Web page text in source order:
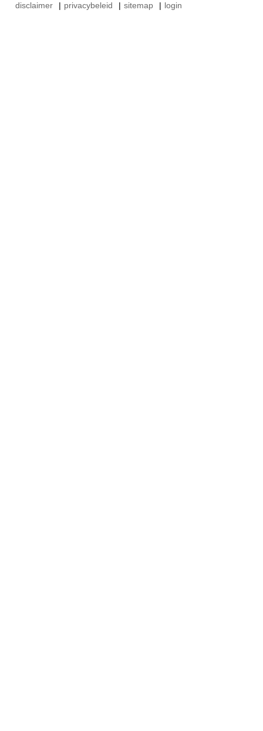
disclaimer | privacybeleid | sitemap | login